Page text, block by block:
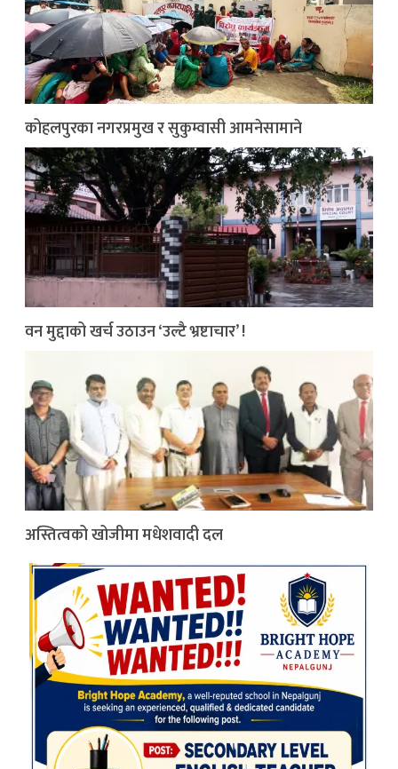
कोहलपुरका नगरप्रमुख र सुकुम्वासी आमनेसामाने
वन मुद्दाको खर्च उठाउन ‘उल्टै भ्रष्टाचार’ !
अस्तित्वको खोजीमा मधेशवादी दल